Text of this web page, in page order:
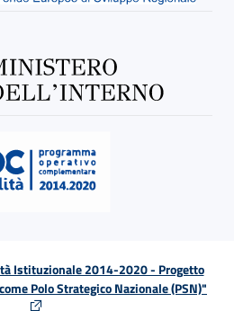
Istituzionale 2014-2020 - Progetto
Polo Strategico Nazionale (PSN)"